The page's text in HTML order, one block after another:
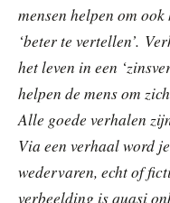
mensen helpen om
‘beter te vertellen’.
het leven in een
helpen de mens om
Alle goede verhalen
Via een verhaal word
wedervaren, echt of
verbeelding is quasi